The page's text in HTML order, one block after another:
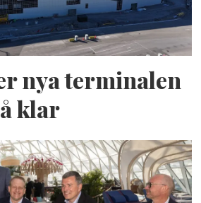
nya terminalen
klar